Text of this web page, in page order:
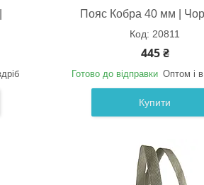
Пояс Кобра 40 мм |
20811
445 ₴
Готово до відправки Оптом і
Купити